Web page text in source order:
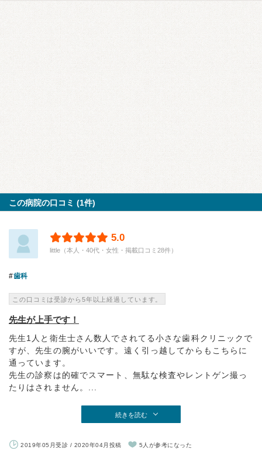
この病院の口コミ (1件)
5.0
little（本人・40代・女性・掲載口コミ28件）
歯科
この口コミは受診から5年以上経過しています。
先生が上手です！
先生1人と衛生士さん数人でされてる小さな歯科クリニックで
すが、先生の腕がいいです。遠く引っ越してからもこちらに
通っています。
先生の診察は的確でスマート、無駄な検査やレントゲン撮っ
たりはされません。...
続きを読む
2019年05月受診 / 2020年04月投稿 5人が参考になった